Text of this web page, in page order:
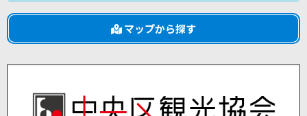
マップから探す